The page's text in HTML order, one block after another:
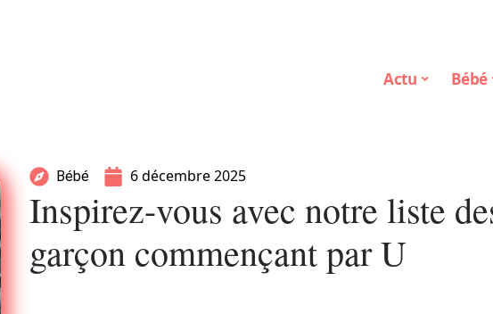
Actu Bébé
Bébé 6 décembre 2025
Inspirez-vous avec notre liste
garçon commençant par U